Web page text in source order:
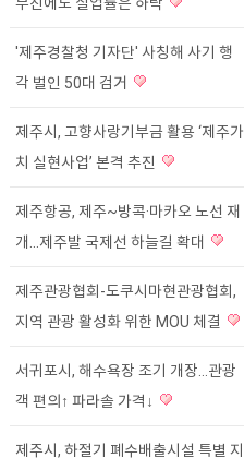
'제주경찰청 기자단' 사칭해 사기 행
각 벌인 50대 검거
제주시, 고향사랑기부금 활용 ‘제주가
치 실현사업’ 본격 추진
제주항공, 제주~방콕·마카오 노선 재
개…제주발 국제선 하늘길 확대
제주관광협회-도쿠시마현관광협회,
지역 관광 활성화 위한 MOU 체결
서귀포시, 해수욕장 조기 개장…관광
객 편의↑ 파라솔 가격↓
제주시, 하절기 폐수배출시설 특별 지